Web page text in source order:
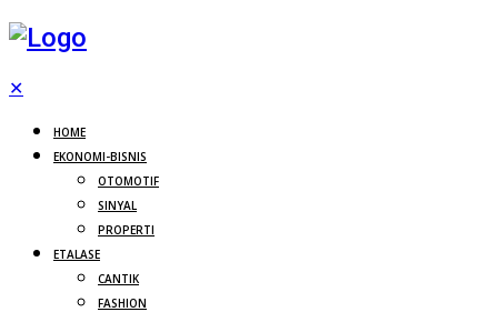
✕
HOME
EKONOMI-BISNIS
OTOMOTIF
SINYAL
PROPERTI
ETALASE
CANTIK
FASHION